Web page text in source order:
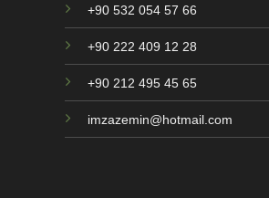
+90 532 054 57 66
+90 222 409 12 28
+90 212 495 45 65
imzazemin@hotmail.com